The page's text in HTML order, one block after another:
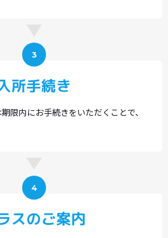
3
所手続き
限内にお手続きをいただくことで、
4
スのご案内